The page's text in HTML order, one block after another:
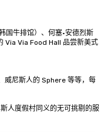
国牛排馆）、何塞·安德烈斯
Via Via Food Hall 品尝新美式
威尼斯人的 Sphere 等等，每
人度假村同义的无可挑剔的服